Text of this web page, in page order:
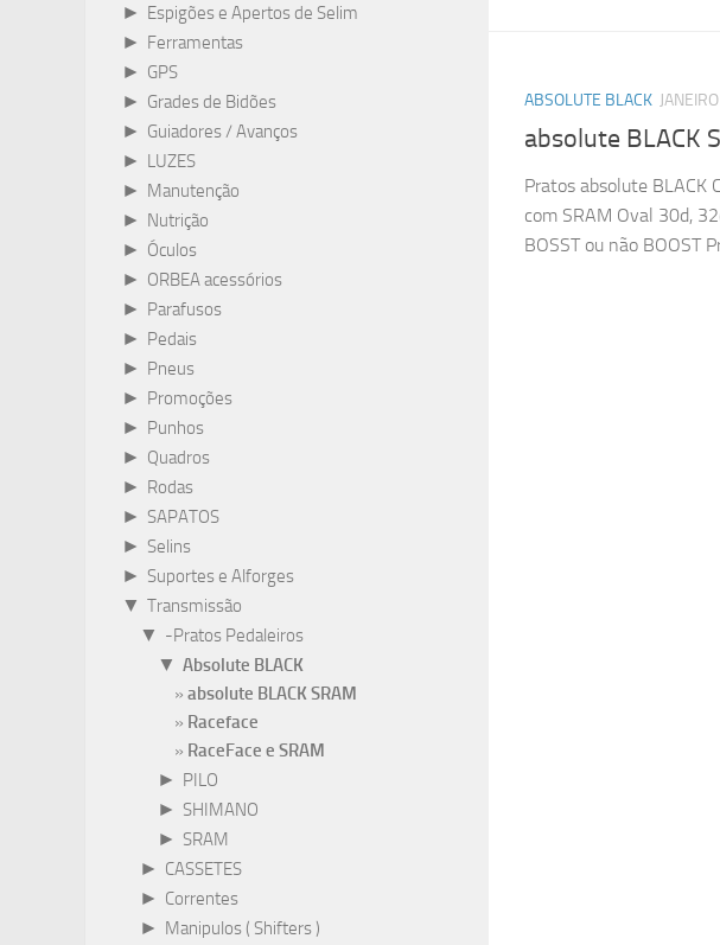
ABSOLUTE BLACK
absolute BLACK
Pratos absolute BLACK
com SRAM Oval 30d,
BOSST ou não BOOST
► Espigões e Apertos de Selim
► Ferramentas
► GPS
► Grades de Bidões
► Guiadores / Avanços
► LUZES
► Manutenção
► Nutrição
► Óculos
► ORBEA acessórios
► Parafusos
► Pedais
► Pneus
► Promoções
► Punhos
► Quadros
► Rodas
► SAPATOS
► Selins
► Suportes e Alforges
▼ Transmissão
▼ -Pratos Pedaleiros
▼ Absolute BLACK
absolute BLACK SRAM
Raceface
RaceFace e SRAM
► PILO
► SHIMANO
► SRAM
► CASSETES
► Correntes
► Manipulos ( Shifters )